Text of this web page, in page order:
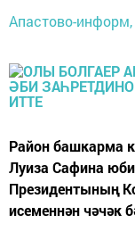
Апастово-информ,
Район башкарма
Луиза Сафина
Президентының
исеменнән чәчәк